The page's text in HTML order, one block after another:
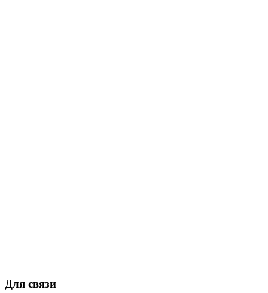
Для связи